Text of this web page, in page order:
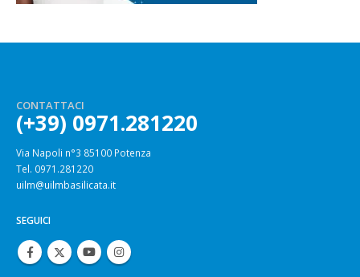
CONTATTACI
(+39) 0971.281220
Via Napoli n°3 85100 Potenza
Tel. 0971.281220
uilm@uilmbasilicata.it
SEGUICI